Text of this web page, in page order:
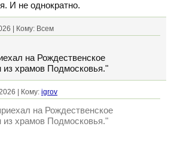
И не однократно.
| Кому: Всем
на Рождественское
из храмов Подмосковья."
| Кому: igrov
на Рождественское
из храмов Подмосковья."